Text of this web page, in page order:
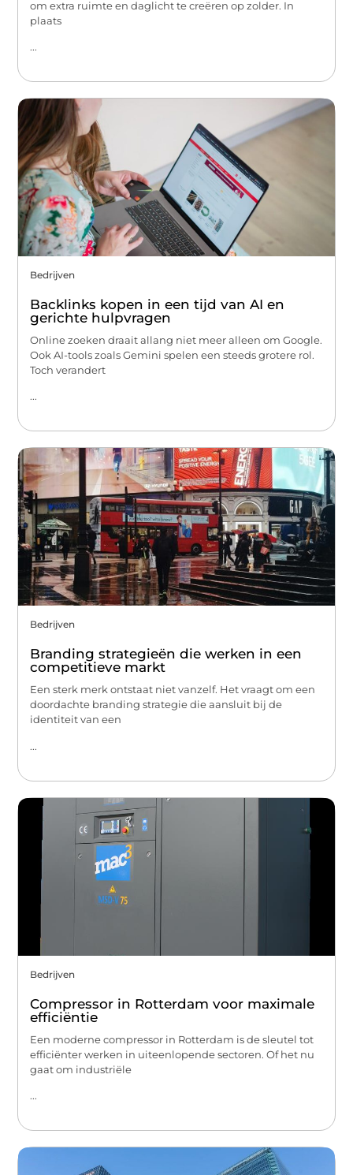
om extra ruimte en daglicht te creëren op zolder. In
plaats
...
Bedrijven
Backlinks kopen in een tijd van AI en
gerichte hulpvragen
Online zoeken draait allang niet meer alleen om Google.
Ook AI-tools zoals Gemini spelen een steeds grotere rol.
Toch verandert
...
Bedrijven
Branding strategieën die werken in een
competitieve markt
Een sterk merk ontstaat niet vanzelf. Het vraagt om een
doordachte branding strategie die aansluit bij de
identiteit van een
...
Bedrijven
Compressor in Rotterdam voor maximale
efficiëntie
Een moderne compressor in Rotterdam is de sleutel tot
efficiënter werken in uiteenlopende sectoren. Of het nu
gaat om industriële
...